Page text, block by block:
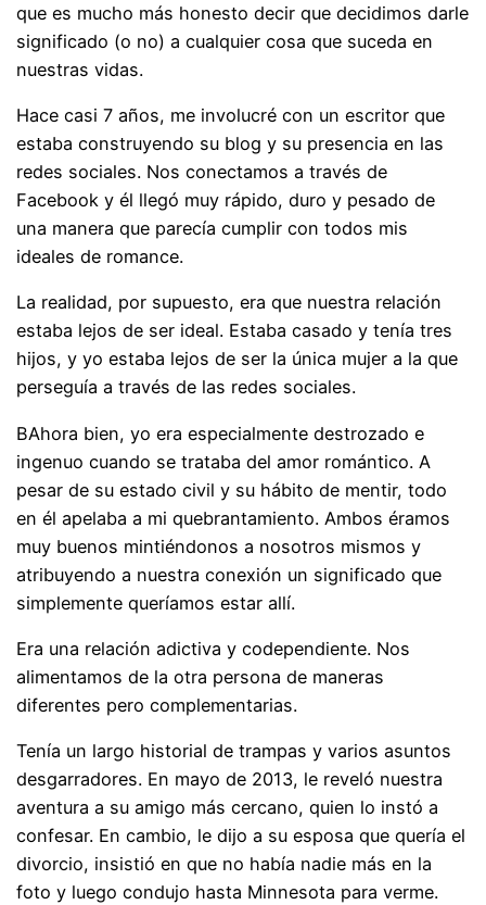
que es mucho más honesto decir que decidimos darle
significado (o no) a cualquier cosa que suceda en
nuestras vidas.
Hace casi 7 años, me involucré con un escritor que
estaba construyendo su blog y su presencia en las
redes sociales. Nos conectamos a través de
Facebook y él llegó muy rápido, duro y pesado de
una manera que parecía cumplir con todos mis
ideales de romance.
La realidad, por supuesto, era que nuestra relación
estaba lejos de ser ideal. Estaba casado y tenía tres
hijos, y yo estaba lejos de ser la única mujer a la que
perseguía a través de las redes sociales.
BAhora bien, yo era especialmente destrozado e
ingenuo cuando se trataba del amor romántico. A
pesar de su estado civil y su hábito de mentir, todo
en él apelaba a mi quebrantamiento. Ambos éramos
muy buenos mintiéndonos a nosotros mismos y
atribuyendo a nuestra conexión un significado que
simplemente queríamos estar allí.
Era una relación adictiva y codependiente. Nos
alimentamos de la otra persona de maneras
diferentes pero complementarias.
Tenía un largo historial de trampas y varios asuntos
desgarradores. En mayo de 2013, le reveló nuestra
aventura a su amigo más cercano, quien lo instó a
confesar. En cambio, le dijo a su esposa que quería el
divorcio, insistió en que no había nadie más en la
foto y luego condujo hasta Minnesota para verme.